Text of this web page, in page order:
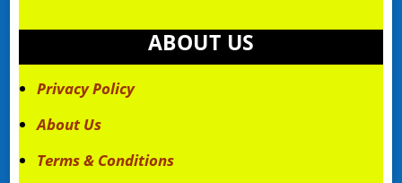
ABOUT US
Privacy Policy
About Us
Terms & Conditions